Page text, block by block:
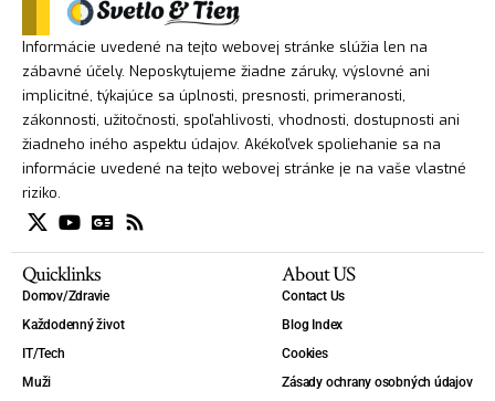
Informácie uvedené na tejto webovej stránke slúžia len na
zábavné účely. Neposkytujeme žiadne záruky, výslovné ani
implicitné, týkajúce sa úplnosti, presnosti, primeranosti,
zákonnosti, užitočnosti, spoľahlivosti, vhodnosti, dostupnosti ani
žiadneho iného aspektu údajov. Akékoľvek spoliehanie sa na
informácie uvedené na tejto webovej stránke je na vaše vlastné
riziko.
Quicklinks
Domov/Zdravie
Každodenný život
IT/Tech
Muži
About US
Contact Us
Blog Index
Cookies
Zásady ochrany osobných údajov